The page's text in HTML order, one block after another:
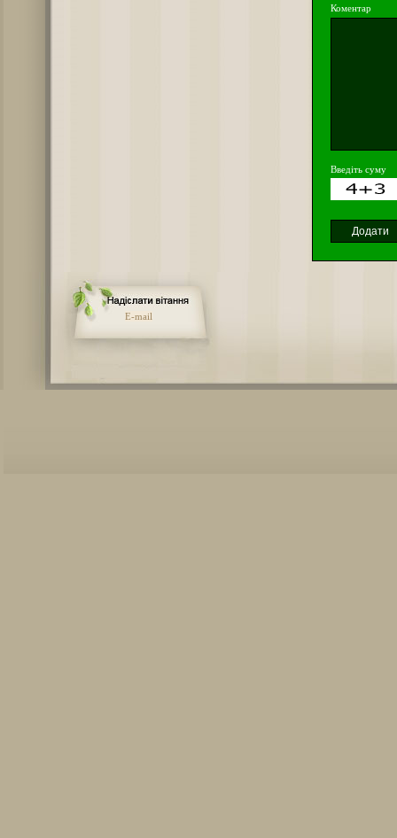
Коментар
Введіть суму
E-mail